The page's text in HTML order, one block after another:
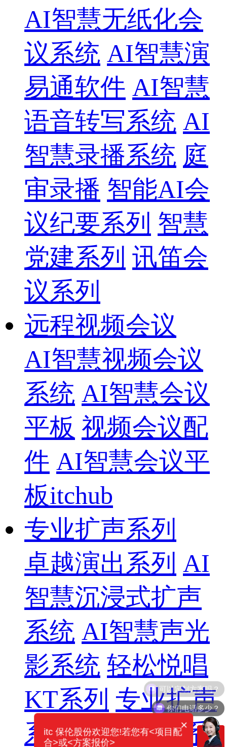
AI智慧无纸化会
议系统 AI智慧演
易通软件 AI智慧
语音转写系统 AI
智慧录播系统 庭
审录播 智能AI会
议纪要系列 智慧
党建系列 讯笛会
议系列
远程视频会议
AI智慧视频会议
系统 AI智慧会议
平板 视频会议配
件 AI智慧会议平
板itchub
专业扩声系列
卓越演出系列 AI
智慧沉浸式扩声
系统 AI智慧声光
影系统 轻松悦唱
KT系列 专业扩声
系列 专业音箱系
你们电话多少？
×
itc 保伦股份欢迎您!若您有<项目配
合>或<方案报价>